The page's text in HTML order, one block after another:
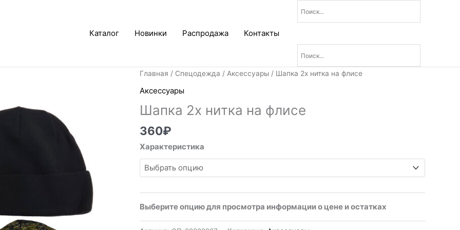
Каталог Новинки Распродажа Контакты
Главная / Спецодежда / Аксессуары / Шапка 2х нитка на флисе
Аксессуары
Шапка 2х нитка на флисе
360₽
Характеристика
Выберите опцию для просмотра информации о цене и остатках